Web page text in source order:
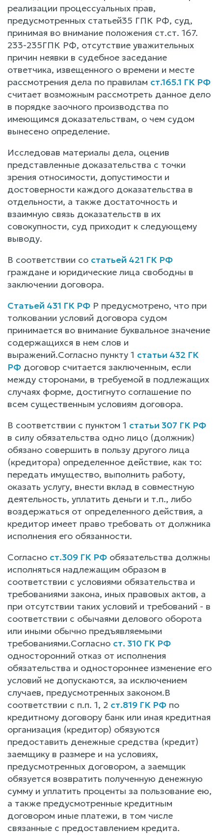
реализации процессуальных прав,
предусмотренных статьей35 ГПК РФ, суд,
принимая во внимание положения ст.ст. 167.
233-235ГПК РФ, отсутствие уважительных
причин неявки в судебное заседание
ответчика, извещенного о времени и месте
рассмотрения дела по правилам ст.165.1 ГК РФ
считает возможным рассмотреть данное дело
в порядке заочного производства по
имеющимся доказательствам, о чем судом
вынесено определение.
Исследовав материалы дела, оценив
представленные доказательства с точки
зрения относимости, допустимости и
достоверности каждого доказательства в
отдельности, а также достаточность и
взаимную связь доказательств в их
совокупности, суд приходит к следующему
выводу.
В соответствии со статьей 421 ГК РФ
граждане и юридические лица свободны в
заключении договора.
Статьей 431 ГК РФ Р предусмотрено, что при
толковании условий договора судом
принимается во внимание буквальное значение
содержащихся в нем слов и
выражений.Согласно пункту 1 статьи 432 ГК
РФ договор считается заключенным, если
между сторонами, в требуемой в подлежащих
случаях форме, достигнуто соглашение по
всем существенным условиям договора.
В соответствии с пунктом 1 статьи 307 ГК РФ
в силу обязательства одно лицо (должник)
обязано совершить в пользу другого лица
(кредитора) определенное действие, как то:
передать имущество, выполнить работу,
оказать услугу, внести вклад в совместную
деятельность, уплатить деньги и т.п., либо
воздержаться от определенного действия, а
кредитор имеет право требовать от должника
исполнения его обязанности.
Согласно ст.309 ГК РФ обязательства должны
исполняться надлежащим образом в
соответствии с условиями обязательства и
требованиями закона, иных правовых актов, а
при отсутствии таких условий и требований - в
соответствии с обычаями делового оборота
или иными обычно предъявляемыми
требованиями.Согласно ст. 310 ГК РФ
односторонний отказ от исполнения
обязательства и одностороннее изменение его
условий не допускаются, за исключением
случаев, предусмотренных законом.В
соответствии с п.п. 1, 2 ст.819 ГК РФ по
кредитному договору банк или иная кредитная
организация (кредитор) обязуются
предоставить денежные средства (кредит)
заемщику в размере и на условиях,
предусмотренных договором, а заемщик
обязуется возвратить полученную денежную
сумму и уплатить проценты за пользование ею,
а также предусмотренные кредитным
договором иные платежи, в том числе
связанные с предоставлением кредита.